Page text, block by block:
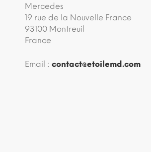
Mercedes
19 rue de la Nouvelle France
93100 Montreuil
France
Email : contact@etoilemd.com